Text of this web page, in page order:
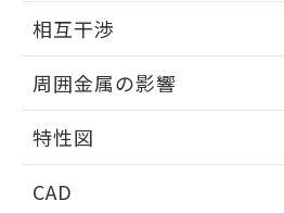
外形図
出力段回路図
相互干渉
相互干渉
周囲金属の影響
周囲金属の影響
特性図
CAD
※本証明書は発行日時点で
るもので、過去に遡って非
ものではありません。
また、RoHS指令のフタル
物質の対応では、対応完了
欄に対応日を記載しており
既に当社にて対応品への